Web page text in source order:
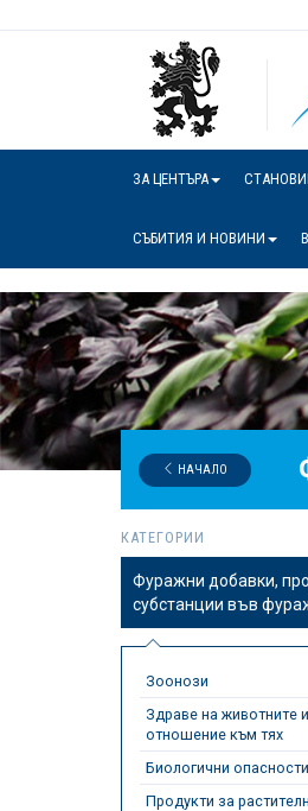
ЗА ЦЕНТЪРА
СЪБИТИЯ И НОВИНИ
НАЧАЛО
КАТЕГОРИИ
Фуражни добавки,
субстанции във
Зоонози
Здраве на животните
отношение към тях
Биологични опасности
Продукти за